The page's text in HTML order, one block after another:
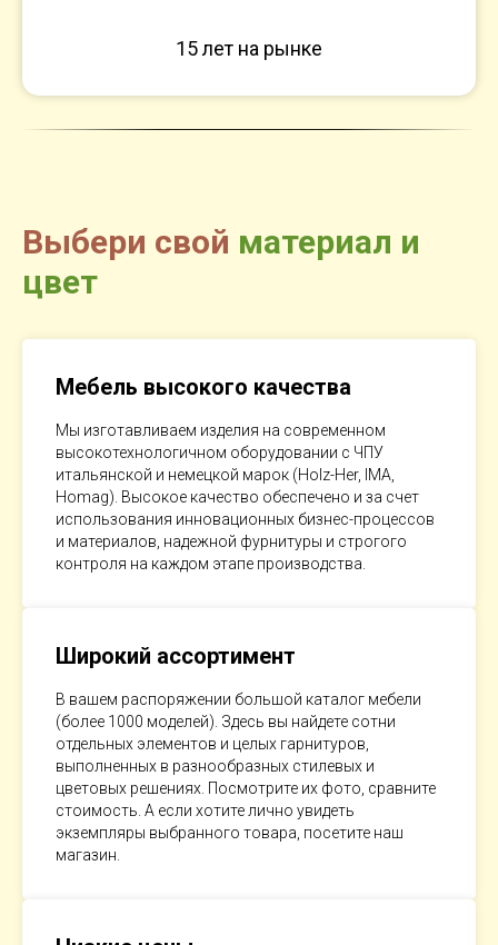
15 лет на рынке
Выбери свой материал и
цвет
Мебель высокого качества
Мы изготавливаем изделия на современном
высокотехнологичном оборудовании с ЧПУ
итальянской и немецкой марок (Holz-Her, IMA,
Homag). Высокое качество обеспечено и за счет
использования инновационных бизнес-процессов
и материалов, надежной фурнитуры и строгого
контроля на каждом этапе производства.
Широкий ассортимент
В вашем распоряжении большой каталог мебели
(более 1000 моделей). Здесь вы найдете сотни
отдельных элементов и целых гарнитуров,
выполненных в разнообразных стилевых и
цветовых решениях. Посмотрите их фото, сравните
стоимость. А если хотите лично увидеть
экземпляры выбранного товара, посетите наш
магазин.